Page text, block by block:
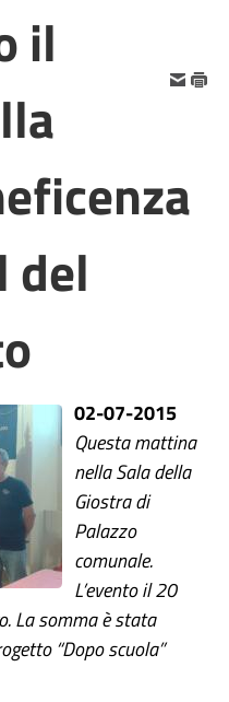
il
del
02-07-2015
Questa mattina
nella Sala della
Giostra di
Palazzo
comunale.
L’evento il 20
La somma è stata
“Dopo scuola”